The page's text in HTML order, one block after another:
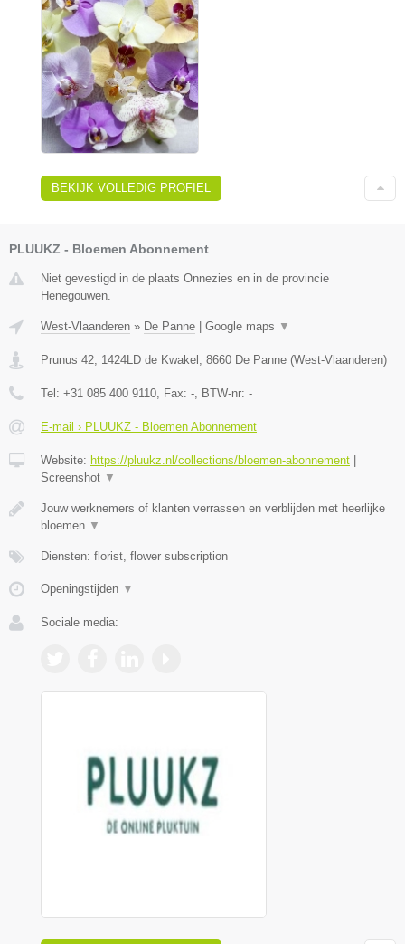
BEKIJK VOLLEDIG PROFIEL
PLUUKZ - Bloemen Abonnement
Niet gevestigd in de plaats Onnezies en in de provincie
Henegouwen.
West-Vlaanderen » De Panne Google maps ▼
Prunus 42, 1424LD de Kwakel , 8660 De Panne (West-Vlaanderen)
Tel: +31 085 400 9110, Fax: -, BTW-nr: -
E-mail › PLUUKZ - Bloemen Abonnement
Website: https://pluukz.nl/collections/bloemen-abonnement
Screenshot ▼
Jouw werknemers of klanten verrassen en verblijden met heerlijke
bloemen ▼
Diensten: florist, flower subscription
Openingstijden ▼
Sociale media: